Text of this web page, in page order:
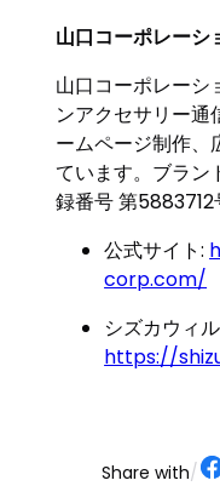
山口コーポレーシ
山口コーポレーシ
ンアクセサリー通
ームページ制作、
ています。ブラン
録番号 第5883712
公式サイト:
corp.com/
シズカウィ
https://
Share with/